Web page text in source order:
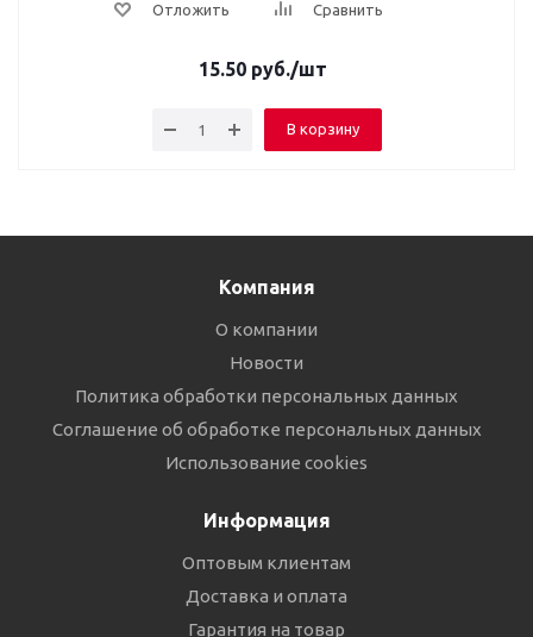
Отложить Сравнить
15.50руб./шт
В корзину
Компания
О компании
Новости
Политика обработки персональных данных
Соглашение об обработке персональных данных
Использование cookies
Информация
Оптовым клиентам
Доставка и оплата
Гарантия на товар